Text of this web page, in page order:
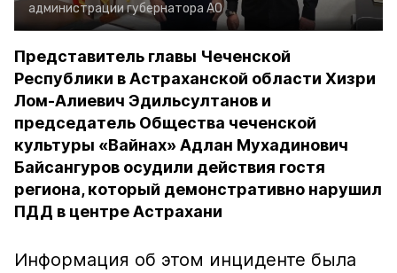
администрации губернатора АО
Представитель главы Чеченской
Республики в Астраханской области Хизри
Лом-Алиевич Эдильсултанов и
председатель Общества чеченской
культуры «Вайнах» Адлан Мухадинович
Байсангуров осудили действия гостя
региона, который демонстративно нарушил
ПДД в центре Астрахани
Информация об этом инциденте была